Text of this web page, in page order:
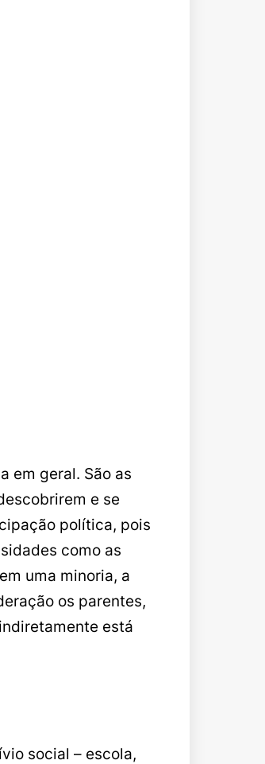
em geral. São as
e se
política, pois
como as
uma minoria, a
os parentes,
está
social – escola,